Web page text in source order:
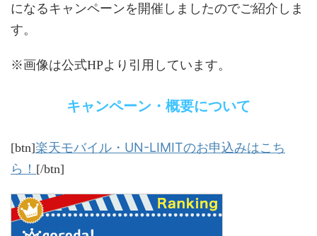
になるキャンペーンを開催しましたのでご紹介しま
す。
※画像は公式HPより引用しています。
キャンペーン・概要について
[btn]楽天モバイル・UN-LIMITのお申込みはこち
ら！ [/btn]